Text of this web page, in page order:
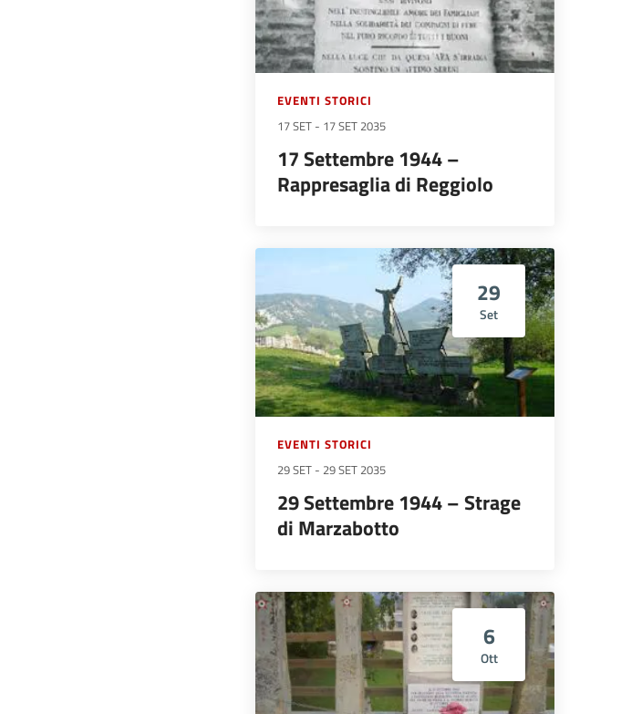
EVENTI STORICI
17 SET - 17 SET 2035
17 Settembre 1944 –
Rappresaglia di Reggiolo
29
Set
EVENTI STORICI
29 SET - 29 SET 2035
29 Settembre 1944 – Strage
di Marzabotto
6
Ott